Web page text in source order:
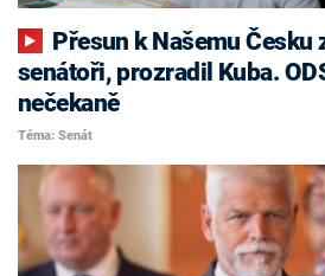
senátoři, prozradil Kuba.
nečekaně
Téma: Senát